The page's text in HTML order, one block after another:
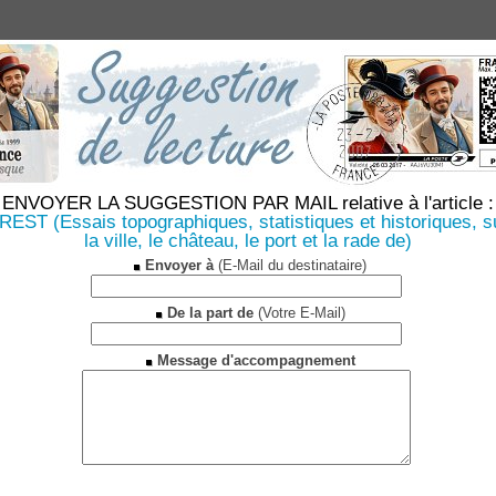
ENVOYER LA SUGGESTION PAR MAIL relative à l'article :
(Essais topographiques, statistiques et historiques,
la ville, le château, le port et la rade de)
Envoyer à(E-Mail du destinataire)
De la part de(Votre E-Mail)
Message d'accompagnement